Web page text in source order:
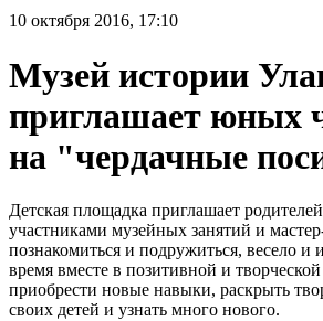
10 октября 2016, 17:10
Музей истории
приглашает юных
на "чердачные
Детская площадка приглашает
участниками музейных занятий и
познакомиться и подружиться, весело и
время вместе в позитивной и
приобрести новые навыки, раскрыть
своих детей и узнать много нового.